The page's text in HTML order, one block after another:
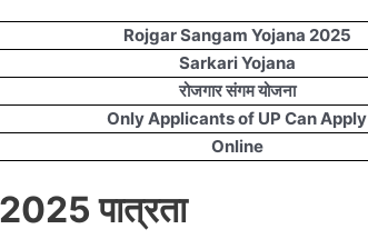
Rojgar Sangam Yojana 2025
Sarkari Yojana
रोजगार संगम योजना
Only Applicants of UP Can Apply
Online
पात्रता